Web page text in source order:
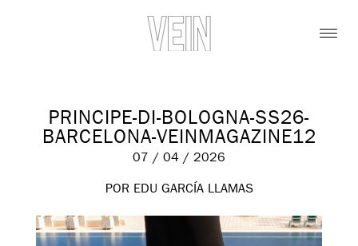
PRINCIPE-DI-BOLOGNA-SS26-
BARCELONA-VEINMAGAZINE12
07 / 04 / 2026
POR EDU GARCÍA LLAMAS